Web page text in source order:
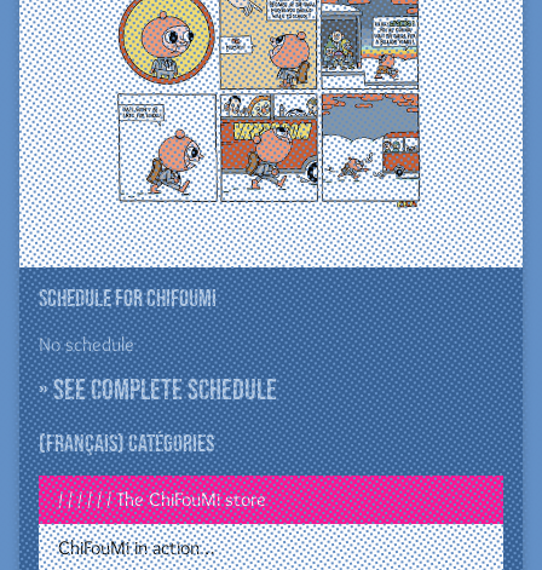
Schedule for ChiFouMi
No schedule
» See complete schedule
(Français) Catégories
/ / / / / / The ChiFouMi store
ChiFouMi in action…